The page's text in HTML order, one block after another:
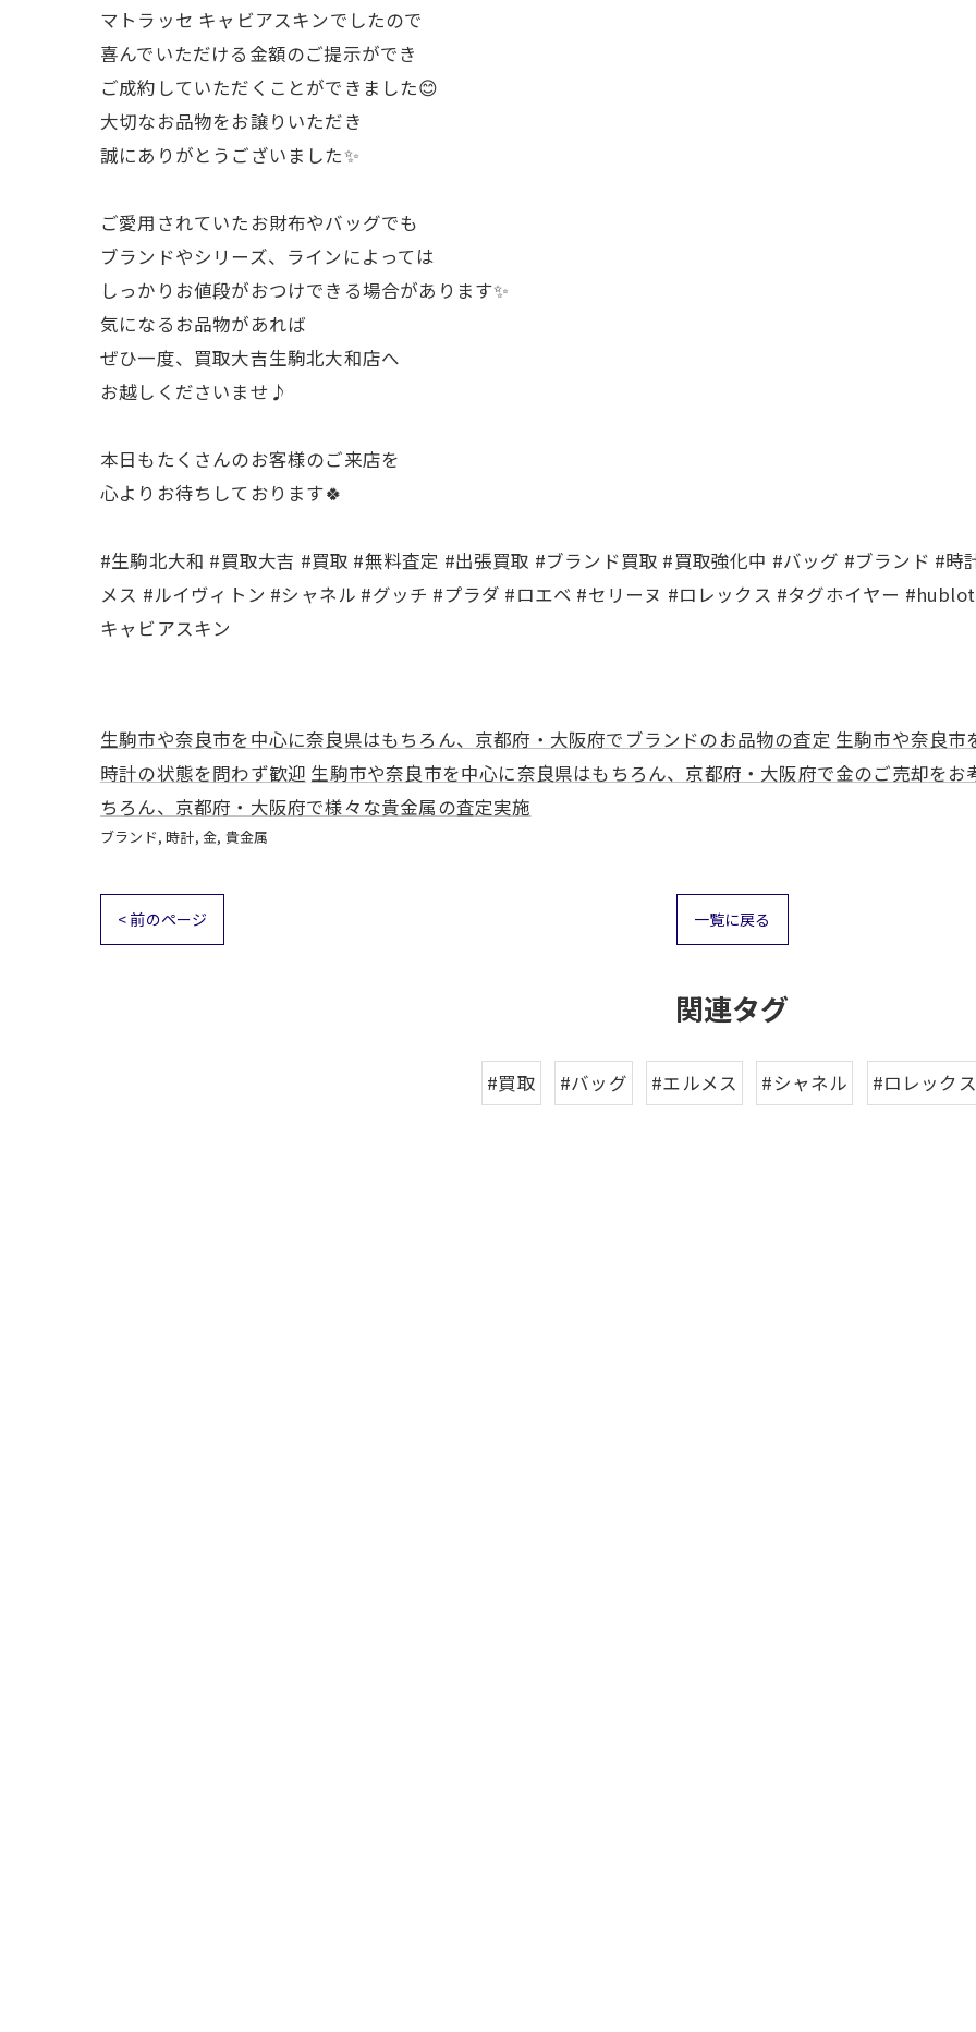
マトラッセ キャビアスキンでしたので
喜んでいただける金額のご提示ができ
ご成約していただくことができました😊
大切なお品物をお譲りいただき
誠にありがとうございました✨
ご愛用されていたお財布やバッグでも
ブランドやシリーズ、ラインによっては
しっかりお値段がおつけできる場合があります✨
気になるお品物があれば
ぜひ一度、買取大吉生駒北大和店へ
お越しくださいませ♪
本日もたくさんのお客様のご来店を
心よりお待ちしております🍀
#生駒北大和 #買取大吉 #買取 #無料査定 #出張買取 #ブランド買取 #買取強化中 #バッグ #ブランド #
メス #ルイヴィトン #シャネル #グッチ #プラダ #ロエベ #セリーヌ #ロレックス #タグホイヤー
キャビアスキン
生駒市や奈良市を中心に奈良県はもちろん、京都府・大阪府でブランドのお品物の査定 生駒市や奈良市
時計の状態を問わず歓迎 生駒市や奈良市を中心に奈良県はもちろん、京都府・大阪府で金のご売却をお
ちろん、京都府・大阪府で様々な貴金属の査定実施
ブランド 時計 金 貴金属
< 前のページ 一覧に戻る
関連タグ
#買取 #バッグ #エルメス #シャネル #ロレックス